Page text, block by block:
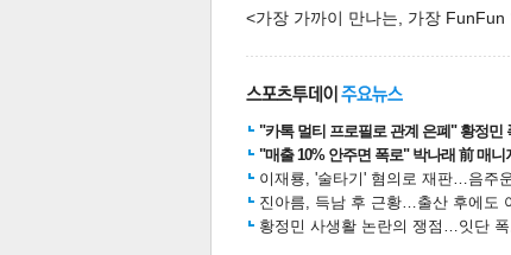
<가장 가까이 만나는, 가장
"카톡 멀티 프로필로 관계 은폐" 황정민
"매출 10% 안주면 폭로" 박나래 前 매니
이재룡, '술타기' 혐의로 재판…음주
진아름, 득남 후 근황…출산 후에도
황정민 사생활 논란의 쟁점…잇단